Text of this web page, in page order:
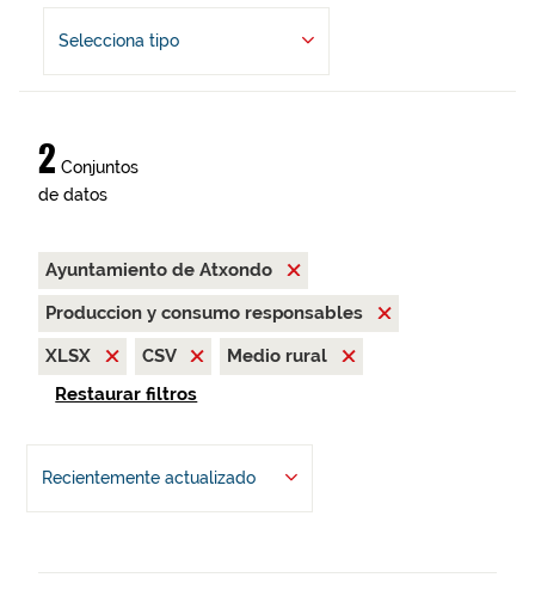
Selecciona tipo
2 Conjuntos
de datos
Ayuntamiento de Atxondo
Produccion y consumo responsables
XLSX
CSV
Medio rural
Restaurar filtros
Recientemente actualizado